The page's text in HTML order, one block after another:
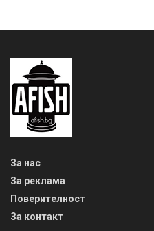
За нас
За реклама
Поверителност
За контакт